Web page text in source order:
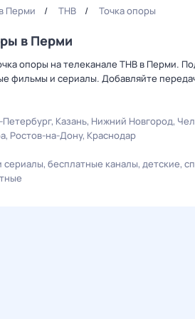
Перми ТНВ Точка опоры
в Перми
опоры на телеканале ТНВ в Перми.
фильмы и сериалы. Добавляйте
Казань Нижний Новгород
Ростов-на-Дону Краснодар
сериалы бесплатные каналы детские